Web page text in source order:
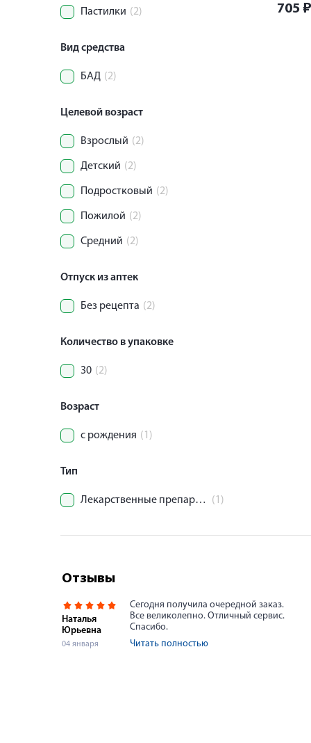
Пастилки (2)
Вид средства
БАД (2)
Целевой возраст
Взрослый (2)
Детский (2)
Подростковый (2)
Пожилой (2)
Средний (2)
Отпуск из аптек
Без рецепта (2)
Количество в упаковке
30 (2)
Возраст
с рождения (1)
Тип
Лекарственные препараты. (1)
705 ₽
Отзывы
Наталья
Юрьевна
04 января
Сегодня получила очередной заказ.
Все великолепно. Отличный сервис.
Спасибо.
Читать полностью